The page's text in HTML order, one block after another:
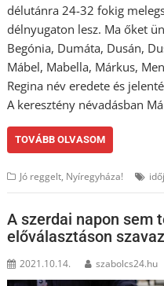
délutánra 24-32 fokig
délnyugaton lesz. Ma őket
Begónia, Dumáta, Dusán,
Mábel, Mabella, Márkus,
Regina név eredete és
A keresztény névadásban
TOVÁBB OLVASOM
Jó reggelt, Nyíregyháza!
A szerdai napon sem
előválasztáson
2021.10.14. szabolcs24.hu